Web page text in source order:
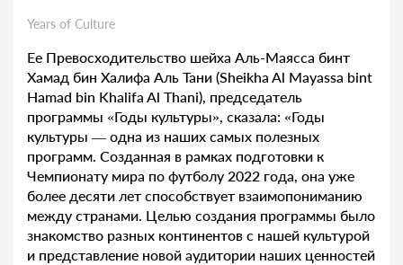
Years of Culture
Ее Превосходительство шейха Аль-Маясса бинт
Хамад бин Халифа Аль Тани (Sheikha Al Mayassa bint
Hamad bin Khalifa Al Thani), председатель
программы «Годы культуры», сказала: «Годы
культуры — одна из наших самых полезных
программ. Созданная в рамках подготовки к
Чемпионату мира по футболу 2022 года, она уже
более десяти лет способствует взаимопониманию
между странами. Целью создания программы было
знакомство разных континентов с нашей культурой
и представление новой аудитории наших ценностей